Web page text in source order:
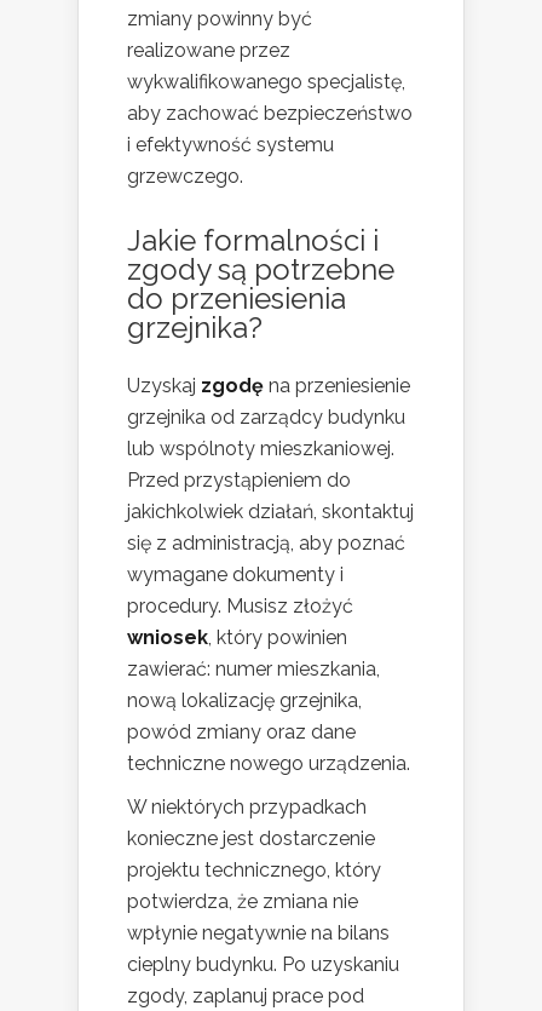
zmiany powinny być
realizowane przez
wykwalifikowanego specjalistę,
aby zachować bezpieczeństwo
i efektywność systemu
grzewczego.
Jakie formalności i
zgody są potrzebne
do przeniesienia
grzejnika?
Uzyskaj zgodę na przeniesienie
grzejnika od zarządcy budynku
lub wspólnoty mieszkaniowej.
Przed przystąpieniem do
jakichkolwiek działań, skontaktuj
się z administracją, aby poznać
wymagane dokumenty i
procedury. Musisz złożyć
wniosek , który powinien
zawierać: numer mieszkania,
nową lokalizację grzejnika,
powód zmiany oraz dane
techniczne nowego urządzenia.
W niektórych przypadkach
konieczne jest dostarczenie
projektu technicznego, który
potwierdza, że zmiana nie
wpłynie negatywnie na bilans
cieplny budynku. Po uzyskaniu
zgody, zaplanuj prace pod